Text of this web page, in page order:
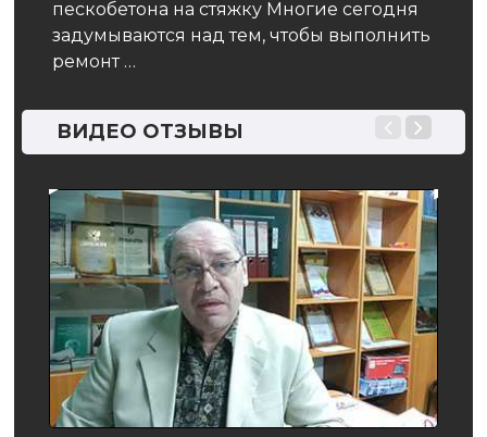
пескобетона на стяжку Многие сегодня
задумываются над тем, чтобы выполнить
ремонт …
ВИДЕО ОТЗЫВЫ